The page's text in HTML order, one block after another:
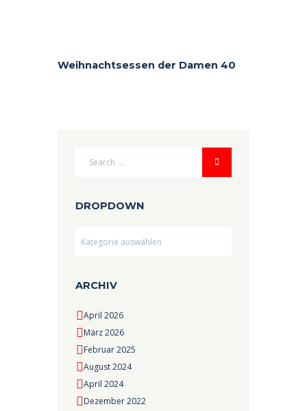
Weihnachtsessen der Damen 40
DROPDOWN
ARCHIV
April 2026
März 2026
Februar 2025
August 2024
April 2024
Dezember 2022